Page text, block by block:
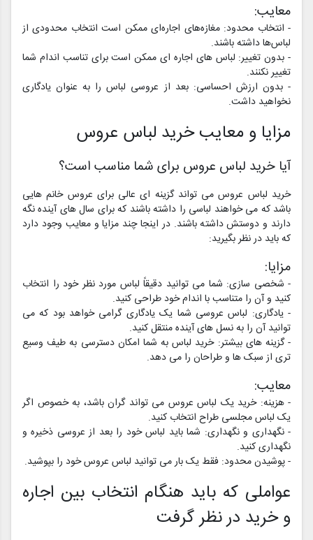
معایب:
- انتخاب محدود: مغازه‌های اجاره‌ای ممکن است انتخاب محدودی از
لباس‌ها داشته باشند.
- بدون تغییر: لباس های اجاره ای ممکن است برای تناسب اندام شما
تغییر نکنند.
- بدون ارزش احساسی: بعد از عروسی لباس را به عنوان یادگاری
نخواهید داشت.
مزایا و معایب خرید لباس عروس
آیا خرید لباس عروس برای شما مناسب است؟
خرید لباس عروس می تواند گزینه ای عالی برای عروس خانم هایی
باشد که می خواهند لباسی را داشته باشند که برای سال های آینده نگه
دارند و دوستش داشته باشند. در اینجا چند مزایا و معایب وجود دارد
که باید در نظر بگیرید:
مزایا:
- شخصی سازی: شما می توانید دقیقاً لباس مورد نظر خود را انتخاب
کنید و آن را متناسب با اندام خود طراحی کنید.
- یادگاری: لباس عروسی شما یک یادگاری گرامی خواهد بود که می
توانید آن را به نسل های آینده منتقل کنید.
- گزینه های بیشتر: خرید لباس به شما امکان دسترسی به طیف وسیع
تری از سبک ها و طراحان را می دهد.
معایب:
- هزینه: خرید یک لباس عروس می تواند گران باشد، به خصوص اگر
یک لباس مجلسی طراح انتخاب کنید.
- نگهداری و نگهداری: شما باید لباس خود را بعد از عروسی ذخیره و
نگهداری کنید.
- پوشیدن محدود: فقط یک بار می توانید لباس عروس خود را بپوشید.
عواملی که باید هنگام انتخاب بین اجاره
و خرید در نظر گرفت